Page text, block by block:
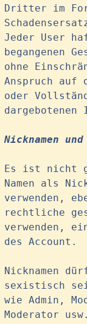
Dritter im
Jeder User
begangenen
ohne
Anspruch
oder
dargebotenen
Nicknamen
Es ist nicht
Namen als
verwenden,
rechtliche
verwenden,
des Account.
Nicknamen
sexistisch
wie Admin,
Moderator